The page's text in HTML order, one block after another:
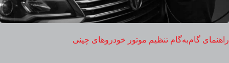
راهنمای گام‌به‌گام تنظیم موتور خودروهای چینی